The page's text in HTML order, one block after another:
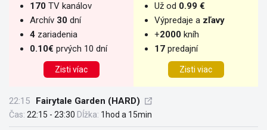
170 TV kanálov
Archív 30 dní
4 zariadenia
0.10€ prvých 10 dní
Zisti víac
Už od 0.99 €
Výpredaje a zľavy
+2000 kníh
17 predajní
Zisti viac
22:15 Fairytale Garden (HARD)
Čas: 22:15 - 23:30 Dĺžka: 1hod a 15min